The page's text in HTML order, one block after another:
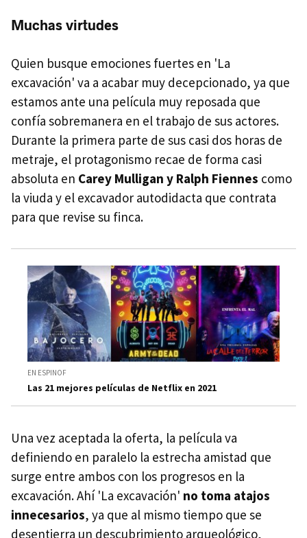
Muchas virtudes
Quien busque emociones fuertes en 'La
excavación' va a acabar muy decepcionado, ya que
estamos ante una película muy reposada que
confía sobremanera en el trabajo de sus actores.
Durante la primera parte de sus casi dos horas de
metraje, el protagonismo recae de forma casi
absoluta en Carey Mulligan y Ralph Fiennes como
la viuda y el excavador autodidacta que contrata
para que revise su finca.
EN ESPINOF
Las 21 mejores películas de Netflix en 2021
Una vez aceptada la oferta, la película va
definiendo en paralelo la estrecha amistad que
surge entre ambos con los progresos en la
excavación. Ahí 'La excavación' no toma atajos
innecesarios, ya que al mismo tiempo que se
desentierra un descubrimiento arqueológico,